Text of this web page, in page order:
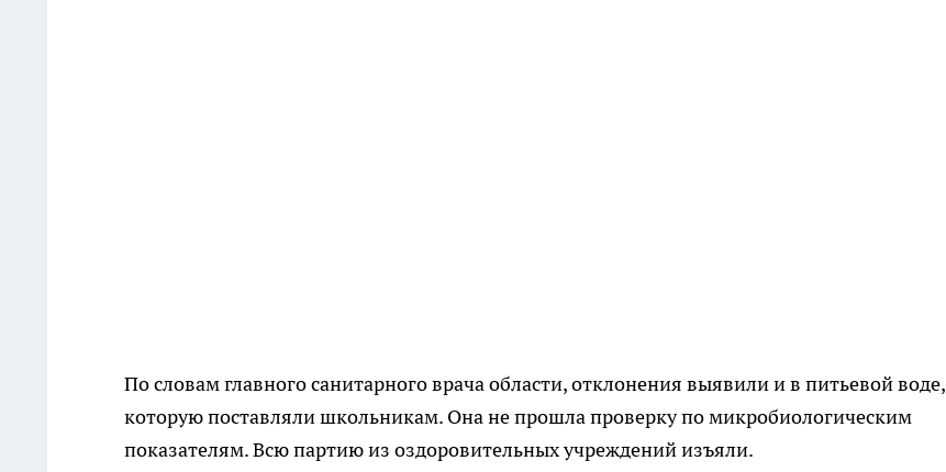
По словам главного санитарного врача области, отклонения выявили и в питьевой воде,
которую поставляли школьникам. Она не прошла проверку по микробиологическим
показателям. Всю партию из оздоровительных учреждений изъяли.